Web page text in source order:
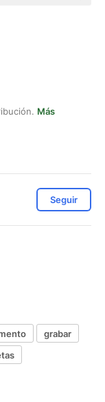
Más
Seguir
grabar